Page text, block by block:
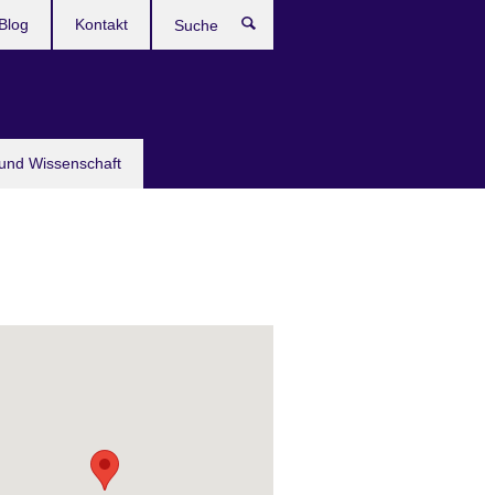
Wissenschaft
Blog Kontakt